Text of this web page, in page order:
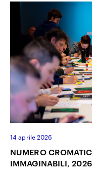
14 aprile 2026
NUMERO
IMMAGINABILI, 2026